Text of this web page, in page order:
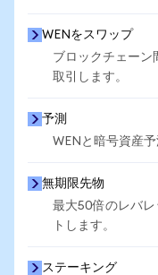
WENをスワップ
ブロックチェーン
取引します。
予測
WENと暗号資産予
無期限先物
最大50倍のレバ
トします。
ステーキング